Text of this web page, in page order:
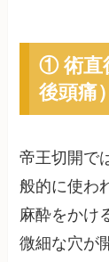
① 術直
後頭痛）
帝王切開で
般的に使わ
麻酔をかけ
微細な穴が